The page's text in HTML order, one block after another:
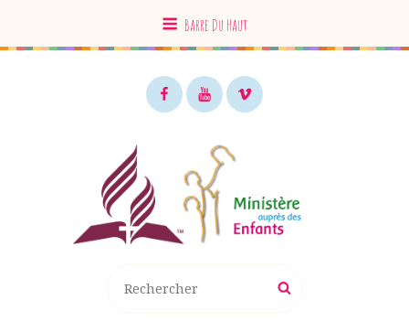
Barre Du Haut
FacebookYoutubeVimeo
pour